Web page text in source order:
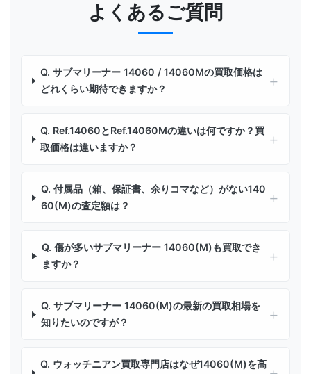
よくあるご質問
Q. サブマリーナー 14060 / 14060Mの買取価格は
どれくらい期待できますか？
Q. Ref.14060とRef.14060Mの違いは何ですか？買
取価格は違いますか？
Q. 付属品（箱、保証書、余りコマなど）がない140
60(M)の査定額は？
Q. 傷が多いサブマリーナー 14060(M)も買取でき
ますか？
Q. サブマリーナー 14060(M)の最新の買取相場を
知りたいのですが？
Q. ウォッチニアン買取専門店はなぜ14060(M)を高